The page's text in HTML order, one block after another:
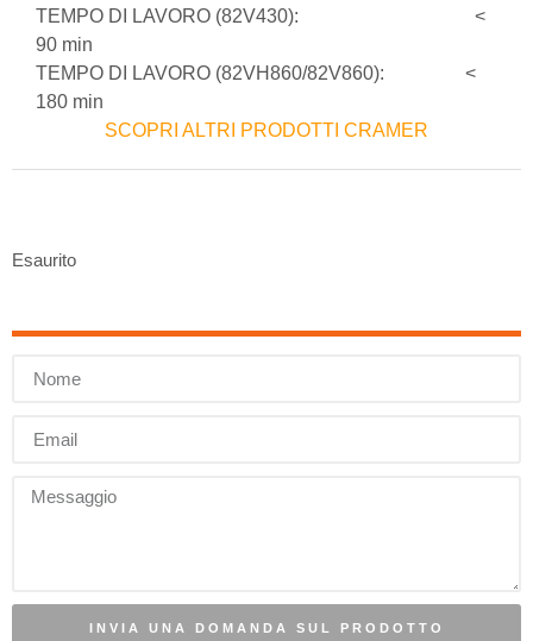
TEMPO DI LAVORO (82V430): <
90 min
TEMPO DI LAVORO (82VH860/82V860): <
180 min
SCOPRI ALTRI PRODOTTI CRAMER
Esaurito
INVIA UNA DOMANDA SUL PRODOTTO